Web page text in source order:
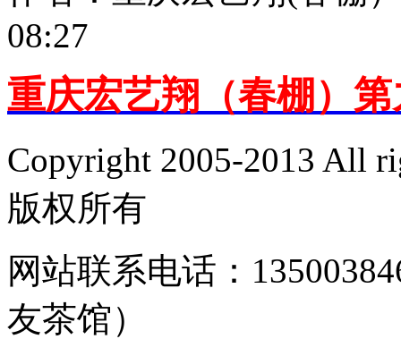
08:27
重庆宏艺翔（春棚）
Copyright 2005-2013 All
版权所有
网站联系电话：
友茶馆）